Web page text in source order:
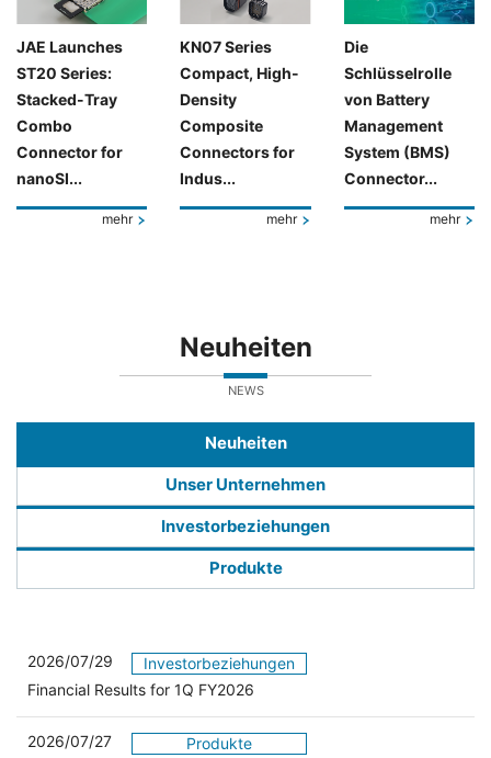
JAE Launches
ST20 Series:
Stacked-Tray
Combo
Connector for
nanoSI...
mehr
KN07 Series
Compact, High-
Density
Composite
Connectors for
Indus...
mehr
Die
Schlüsselrolle
von Battery
Management
System (BMS)
Connector...
mehr
Neuheiten
NEWS
Neuheiten
Unser Unternehmen
Investorbeziehungen
Produkte
2026/07/29
Investorbeziehungen
Financial Results for 1Q FY2026
2026/07/27
Produkte